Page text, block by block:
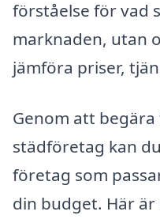
förståelse för vad
marknaden, utan
jämföra priser,
Genom att
städföretag kan
företag som
din budget. Här